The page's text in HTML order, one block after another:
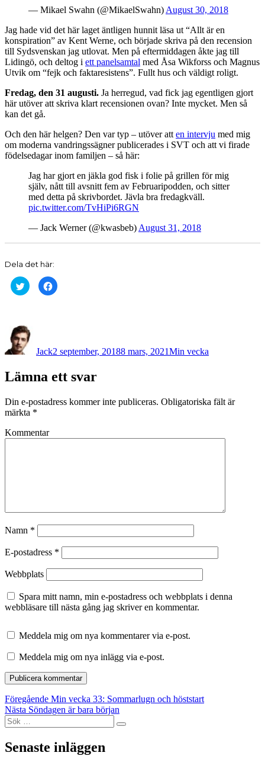
— Mikael Swahn (@MikaelSwahn) August 30, 2018
Jag hade vid det här laget äntligen hunnit läsa ut “Allt är en
konspiration” av Kent Werne, och började skriva på den recension
till Sydsvenskan jag utlovat. Men på eftermiddagen åkte jag till
Lidingö, och deltog i ett panelsamtal med Åsa Wikforss och Magnus
Utvik om “fejk och faktaresistens”. Fullt hus och väldigt roligt.
Fredag, den 31 augusti. Ja herregud, vad fick jag egentligen gjort
här utöver att skriva klart recensionen ovan? Inte mycket. Men så
kan det gå.
Och den här helgen? Den var typ – utöver att en intervju med mig
om moderna vandringssägner publicerades i SVT och att vi firade
födelsedagar inom familjen – så här:
Jag har gjort en jäkla god fisk i folie på grillen för mig
själv, nått till avsnitt fem av Februaripodden, och sitter
med detta på skrivbordet. Jävla bra fredagkväll.
pic.twitter.com/TvHiPi6RGN
— Jack Werner (@kwasbeb) August 31, 2018
Dela det här:
Klicka
för
(Öppnas
i
ett
nytt
fönster)
Klicka
för
nytt
fönster)
Jack2 september, 20188 mars, 2021Min vecka
Lämna ett svar
Din e-postadress kommer inte publiceras. Obligatoriska fält är
märkta *
Kommentar
Namn *
E-postadress *
Webbplats
Spara mitt namn, min e-postadress och webbplats i denna
webbläsare till nästa gång jag skriver en kommentar.
Meddela mig om nya kommentarer via e-post.
Meddela mig om nya inlägg via e-post.
Inläggsnavigering
Föregående Föregående
inlägg:
Min vecka 33: Sommarlugn och höststart
Nästa Nästa
Söndagen är bara början
Sök
efter:
Sök
Senaste inläggen